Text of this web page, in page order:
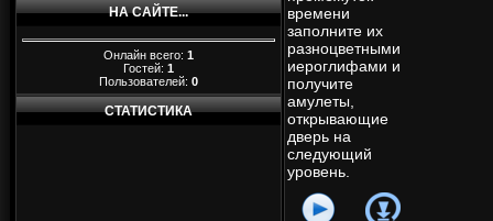
НА САЙТЕ...
Онлайн всего: 1
Гостей: 1
Пользователей: 0
СТАТИСТИКА
времени
заполните их
разноцветными
иероглифами и
получите
амулеты,
открывающие
дверь на
следующий
уровень.